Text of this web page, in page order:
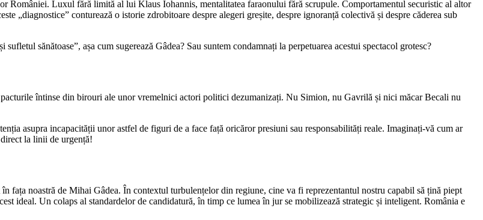
României. Luxul fără limită al lui Klaus Iohannis, mentalitatea faraonului fără scrupule. Comportamentul securistic al altor
„diagnostice” conturează o istorie zdrobitoare despre alegeri greșite, despre ignoranță colectivă și despre căderea sub
sănătoase”, așa cum sugerează Gâdea? Sau suntem condamnați la perpetuarea acestui spectacol grotesc?
întinse din birouri ale unor vremelnici actori politici dezumanizați. Nu Simion, nu Gavrilă și nici măcar Becali nu
asupra incapacității unor astfel de figuri de a face față oricăror presiuni sau responsabilități reale. Imaginați-vă cum ar
la linii de urgență!
fața noastră de Mihai Gâdea. În contextul turbulențelor din regiune, cine va fi reprezentantul nostru capabil să țină piept
ideal. Un colaps al standardelor de candidatură, în timp ce lumea în jur se mobilizează strategic și inteligent. România e